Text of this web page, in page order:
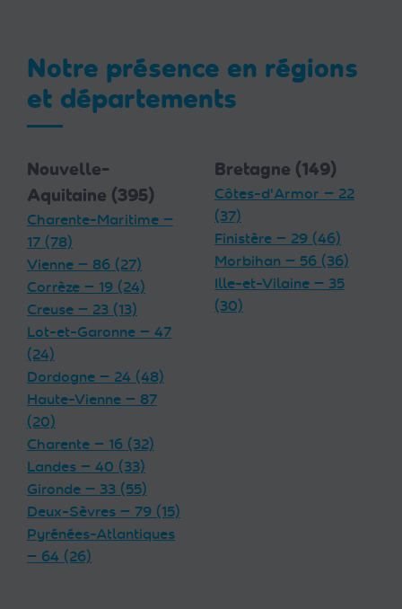
Notre présence en régions
et départements
Nouvelle-
Aquitaine (395)
Charente-Maritime —
17 (78)
Vienne — 86 (27)
Corrèze — 19 (24)
Creuse — 23 (13)
Lot-et-Garonne — 47
(24)
Dordogne — 24 (48)
Haute-Vienne — 87
(20)
Charente — 16 (32)
Landes — 40 (33)
Gironde — 33 (55)
Deux-Sèvres — 79 (15)
Pyrénées-Atlantiques
— 64 (26)
Bretagne (149)
Côtes-d'Armor — 22
(37)
Finistère — 29 (46)
Morbihan — 56 (36)
Ille-et-Vilaine — 35
(30)